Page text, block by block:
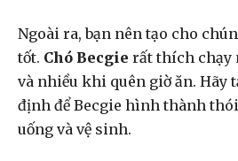
Ngoài ra, bạn nên tạo cho
tốt. Chó Becgie rất thích chạy
và nhiều khi quên giờ ăn. Hãy
định để Becgie hình thành
uống và vệ sinh.